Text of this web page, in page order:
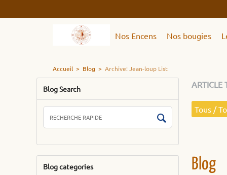
Nos Encens Nos bougies
Accueil > Blog > Archive: Jean-loup List
Blog Search
Blog categories
ARTICLE
Tous /
Blog